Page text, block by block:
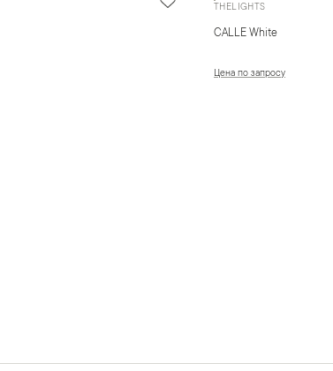
THELIGHTS
CALLE White
Цена по запросу